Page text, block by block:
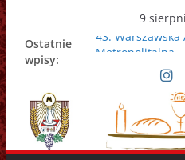
Przejdź
do
treści
9
Ostatnie
wpisy:
43.
Metropolitalna
Nowy Papież –
Zmarł papież
Adrian Galbas
warszawskim
Zmarł ks.